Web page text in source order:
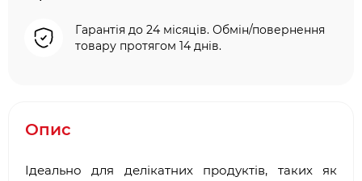
Гарантія до 24 місяців. Обмін/повернення
товару протягом 14 днів.
Опис
Ідеально для делікатних продуктів, таких як